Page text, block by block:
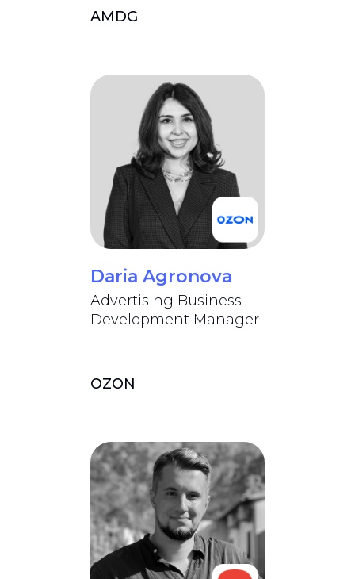
AMDG
Daria Agronova
Advertising Business
Development Manager
OZON